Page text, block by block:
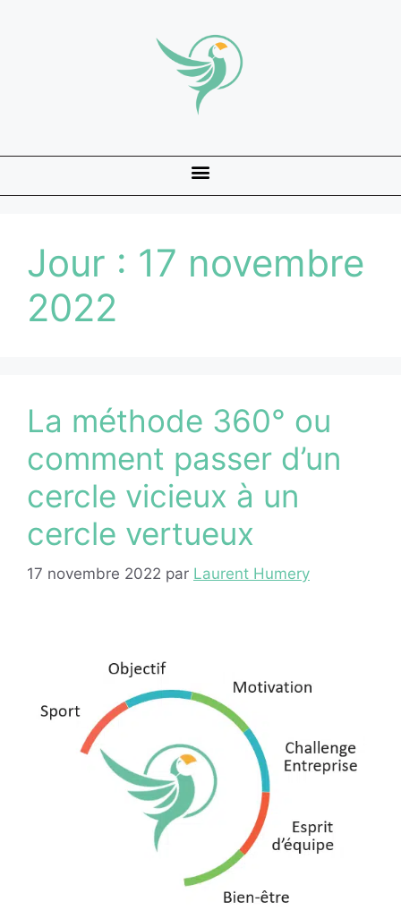
Jour : 17 novembre
2022
La méthode 360° ou
comment passer d’un
cercle vicieux à un
cercle vertueux
17 novembre 2022 par Laurent Humery